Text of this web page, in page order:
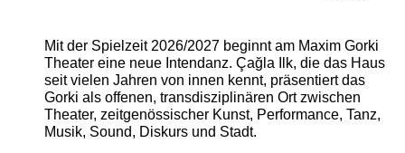
Mit der Spielzeit 2026/2027 beginnt am Maxim Gorki
Theater eine neue Intendanz. Çağla Ilk, die das Haus
seit vielen Jahren von innen kennt, präsentiert das
Gorki als offenen, transdisziplinären Ort zwischen
Theater, zeitgenössischer Kunst, Performance, Tanz,
Musik, Sound, Diskurs und Stadt.